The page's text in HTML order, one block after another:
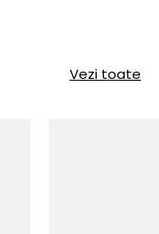
Vezi toate